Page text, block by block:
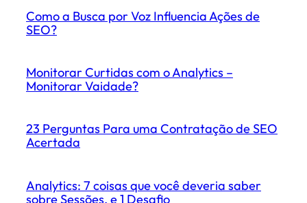
Como a Busca por Voz Influencia Ações de
SEO?
Monitorar Curtidas com o Analytics –
Monitorar Vaidade?
23 Perguntas Para uma Contratação de SEO
Acertada
Analytics: 7 coisas que você deveria saber
sobre Sessões, e 1 Desafio